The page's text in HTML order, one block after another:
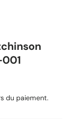
du paiement.